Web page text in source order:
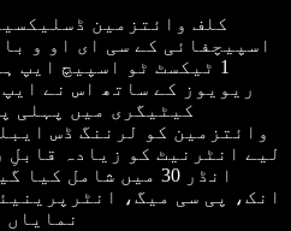
کلف وائتزمین
اسپیچفائی کے سی ای او و
ریویوز کے ساتھ اس نے
وائتزمین کو لرننگ ڈس
انڈر 30 میں شامل
انک، پی سی میگ،
نمایاں